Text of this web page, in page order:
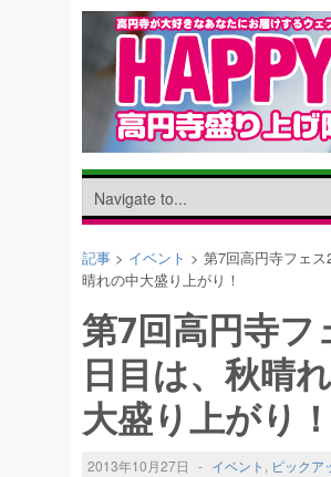
記事 > イベント > 第7回高円寺フェス
晴れの中大盛り上がり！
第7回高円寺フ
日目は、秋晴
大盛り上がり！
2013年10月27日 - イベント , ピックア